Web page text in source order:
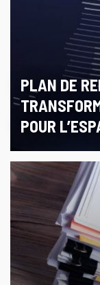
PLAN DE
POUR